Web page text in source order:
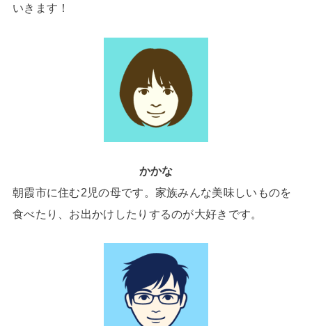
いきます！
かかな
朝霞市に住む2児の母です。家族みんな美味しいものを
食べたり、お出かけしたりするのが大好きです。